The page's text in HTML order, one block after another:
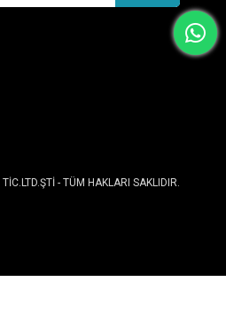
- TÜM HAKLARI SAKLIDIR.